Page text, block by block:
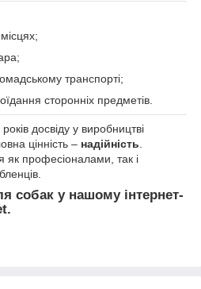
транспорті;
сторонніх предметів.
досвіду у виробництві
цінність – надійність.
як професіоналами, так і
собак у нашому інтернет-